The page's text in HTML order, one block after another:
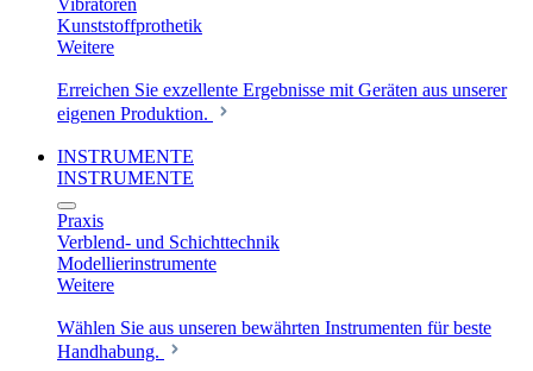
Vibratoren
Kunststoffprothetik
Weitere
Erreichen Sie exzellente Ergebnisse mit Geräten aus unserer
eigenen Produktion.
INSTRUMENTE
INSTRUMENTE
Praxis
Verblend- und Schichttechnik
Modellierinstrumente
Weitere
Wählen Sie aus unseren bewährten Instrumenten für beste
Handhabung.